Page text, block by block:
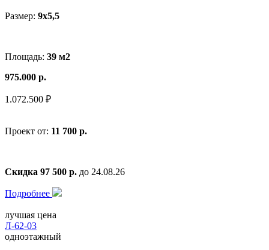
Размер: 9x5,5
Площадь: 39 м2
975.000 р.
1.072.500 ₽
Проект от: 11 700 р.
Скидка 97 500 р. до 24.08.26
Подробнее
лучшая цена
Л-62-03
одноэтажный